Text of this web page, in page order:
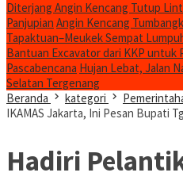
Diterjang Angin Kencang Tutup
Panjupian Angin Kencang
Tapaktuan–Meukek Sempat
Bantuan Excavator dari KKP untuk
Pascabencana Hujan Lebat, Jalan
Selatan Tergenang
Beranda
kategori
IKAMAS Jakarta, Ini Pesan Bupati
Hadiri